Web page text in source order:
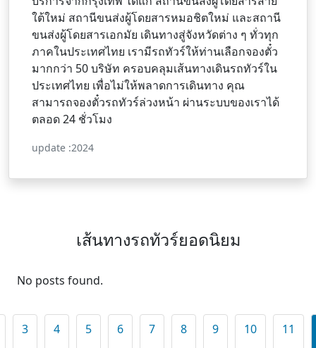
ใต้ใหม่ สถานีขนส่งผู้โดยสารหมอชิตใหม่ และสถานี
ขนส่งผู้โดยสารเอกมัย เดินทางสู่จังหวัดต่าง ๆ ทั่วทุก
ภาคในประเทศไทย เรามีรถทัวร์ให้ท่านเลือกจองตั๋ว
มากกว่า 50 บริษัท ครอบคลุมเส้นทางเดินรถทัวร์ใน
ประเทศไทย เพื่อไม่ให้พลาดการเดินทาง คุณ
สามารถจองตั๋วรถทัวร์ล่วงหน้า ผ่านระบบของเราได้
ตลอด 24 ชั่วโมง
update :2024
เส้นทางรถทัวร์ยอดนิยม
No posts found.
3 4 5 6 7 8 9 10 11